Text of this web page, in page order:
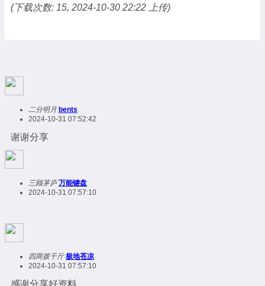
(下载次数: 15, 2024-10-30 22:22 上传)
二分明月 bents
2024-10-31 07:52:42
谢谢分享
三顾茅庐 万能键盘
2024-10-31 07:57:10
四两拨千斤 极地苍凉
2024-10-31 07:57:10
感谢分享好资料